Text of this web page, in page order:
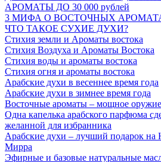
АРОМАТЫ ДО 30 000 рублей
3 МИФА О ВОСТОЧНЫХ
ЧТО ТАКОЕ СУХИЕ ДУХИ?
Стихия земли и Ароматы востока
Стихия Воздуха и Ароматы Востока
Стихия воды и ароматы востока
Стихия огня и ароматы востока
Арабские духи в весеннее время года
Арабские духи в зимнее время года
Восточные ароматы – мощное оружие
Одна капелька арабского парфюма
желанной для избранника
Арабские духи – лучший подарок на
Мирра
Эфирные и базовые натуральные